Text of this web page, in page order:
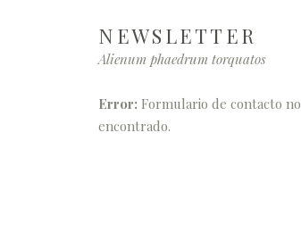
NEWSLETTER
Alienum phaedrum torquatos
Error: Formulario de contacto no
encontrado.